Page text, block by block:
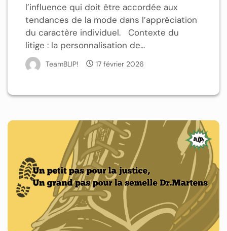
l’influence qui doit être accordée aux
tendances de la mode dans l’appréciation
du caractère individuel. Contexte du
litige : la personnalisation de...
TeamBLIP! 17 février 2026